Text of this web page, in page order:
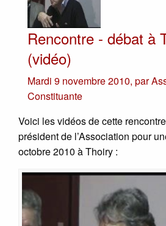
Rencontre - débat à
(vidéo)
Mardi 9 novembre 2010, par
Constituante
Voici les vidéos de cette
président de l’Association pour
octobre 2010 à Thoiry :